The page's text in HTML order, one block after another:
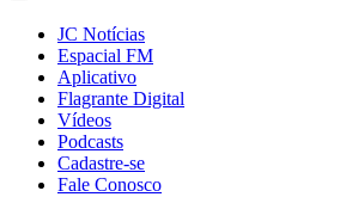
JC Notícias
Espacial FM
Aplicativo
Flagrante Digital
Vídeos
Podcasts
Cadastre-se
Fale Conosco